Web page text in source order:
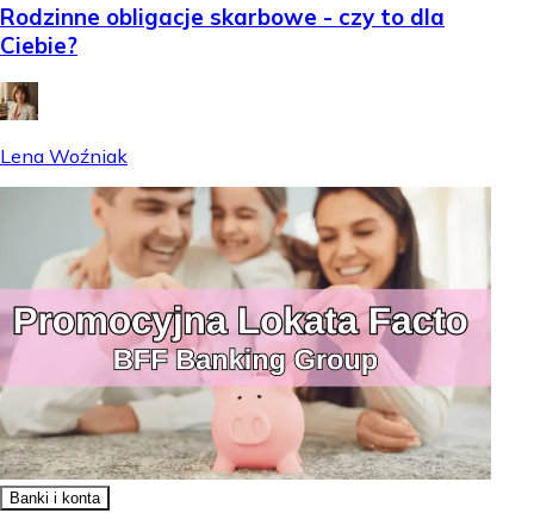
Rodzinne obligacje skarbowe - czy to dla
Ciebie?
Lena Woźniak
Banki i konta